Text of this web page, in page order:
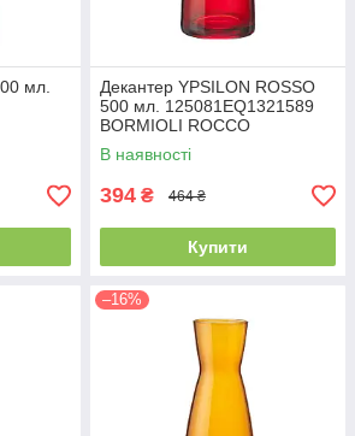
мл.
Декантер YPSILON ROSSO
500 мл. 125081EQ1321589
BORMIOLI ROCCO
В наявності
394 ₴ 464 ₴
Купити
–16%